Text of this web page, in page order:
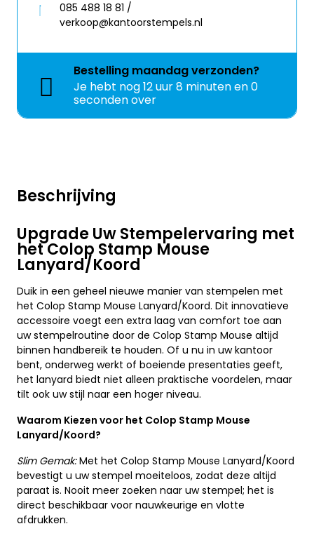
Beschrijving
Upgrade Uw Stempelervaring met
het Colop Stamp Mouse
Lanyard/Koord
Duik in een geheel nieuwe manier van stempelen met
het Colop Stamp Mouse Lanyard/Koord. Dit innovatieve
accessoire voegt een extra laag van comfort toe aan
uw stempelroutine door de Colop Stamp Mouse altijd
binnen handbereik te houden. Of u nu in uw kantoor
bent, onderweg werkt of boeiende presentaties geeft,
het lanyard biedt niet alleen praktische voordelen, maar
tilt ook uw stijl naar een hoger niveau.
Waarom Kiezen voor het Colop Stamp Mouse
Lanyard/Koord?
Slim Gemak:Met het Colop Stamp Mouse Lanyard/Koord
bevestigt u uw stempel moeiteloos, zodat deze altijd
paraat is. Nooit meer zoeken naar uw stempel; het is
direct beschikbaar voor nauwkeurige en vlotte
afdrukken.
085 488 18 81 /
verkoop@kantoorstempels.nl
Bestelling maandagverzonden?
Je hebt nog12 uur 7 minuten en 59
seconden over